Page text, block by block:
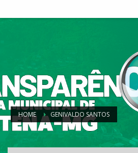
HOME GENIVALDO SANTOS